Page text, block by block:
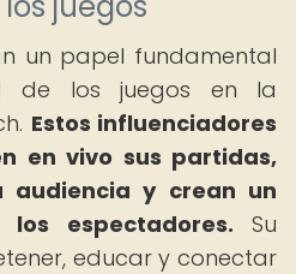
un papel fundamental
de los juegos en la
Estos influenciadores
en vivo sus partidas,
audiencia y crean un
espectadores. Su
educar y conectar